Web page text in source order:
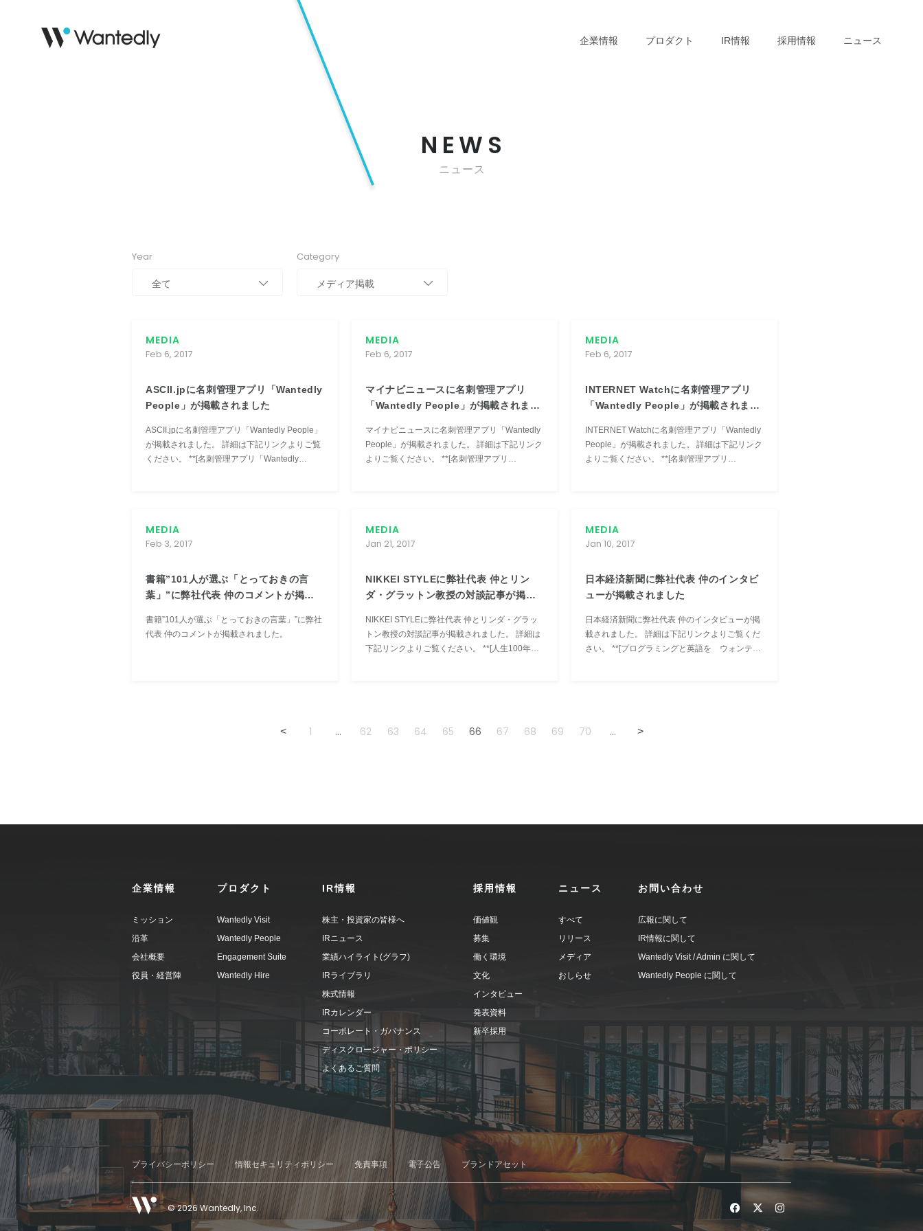
企業情報 プロダクト IR情報 採用情報 ニュース
NEWS
ニュース
Year
全て
Category
メディア掲載
MEDIA
Feb 6, 2017
ASCII.jpに名刺管理アプリ「Wantedly
People」が掲載されました
ASCII.jpに名刺管理アプリ「Wantedly People」
が掲載されました。 詳細は下記リンクよりご覧
ください。 **[名刺管理アプリ「Wantedly
MEDIA
Feb 6, 2017
マイナビニュースに名刺管理アプリ
「Wantedly People」が掲載されまし
マイナビニュースに名刺管理アプリ「Wantedly
People」が掲載されました。 詳細は下記リンク
よりご覧ください。 **[名刺管理アプリ
MEDIA
Feb 6, 2017
INTERNET Watchに名刺管理アプリ
「Wantedly People」が掲載されまし
INTERNET Watchに名刺管理アプリ「Wantedly
People」が掲載されました。 詳細は下記リンク
よりご覧ください。 **[名刺管理アプリ
MEDIA
Feb 3, 2017
書籍”101人が選ぶ「とっておきの言
葉」”に弊社代表 仲のコメントが掲載
書籍”101人が選ぶ「とっておきの言葉」”に弊社
代表 仲のコメントが掲載されました。
MEDIA
Jan 21, 2017
NIKKEI STYLEに弊社代表 仲とリン
ダ・グラットン教授の対談記事が掲載
NIKKEI STYLEに弊社代表 仲とリンダ・グラッ
トン教授の対談記事が掲載されました。 詳細は
下記リンクよりご覧ください。 **[人生100年時
MEDIA
Jan 10, 2017
日本経済新聞に弊社代表 仲のインタビ
ューが掲載されました
日本経済新聞に弊社代表 仲のインタビューが掲
載されました。 詳細は下記リンクよりご覧くだ
さい。 **[プログラミングと英語を ウォンテッ
< 1 ... 62 63 64 65 66 67 68 69 70 ... >
企業情報
ミッション
沿革
会社概要
役員・経営陣
プロダクト
Wantedly Visit
Wantedly People
Engagement Suite
Wantedly Hire
IR情報
株主・投資家の皆様へ
IRニュース
業績ハイライト(グラフ)
IRライブラリ
株式情報
IRカレンダー
コーポレート・ガバナンス
ディスクロージャー・ポリシー
よくあるご質問
採用情報
価値観
募集
働く環境
文化
インタビュー
発表資料
新卒採用
ニュース
すべて
リリース
メディア
おしらせ
お問い合わせ
広報に関して
IR情報に関して
Wantedly Visit / Admin に関して
Wantedly People に関して
プライバシーポリシー 情報セキュリティポリシー 免責事項 電子公告 ブランドアセット
© 2026 Wantedly, Inc.